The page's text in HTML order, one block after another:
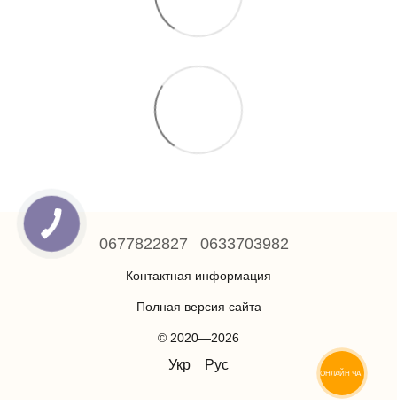
0677822827 0633703982
Контактная информация
Полная версия сайта
© 2020—2026
Укр Рус